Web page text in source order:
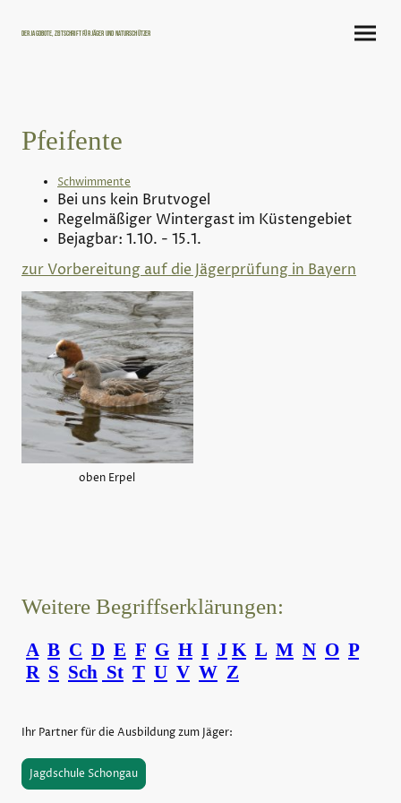
Der Jagdbote, Zeitschrift für Jäger und Naturschützer
Pfeifente
Schwimmente
Bei uns kein Brutvogel
Regelmäßiger Wintergast im Küstengebiet
Bejagbar: 1.10. - 15.1.
zur Vorbereitung auf die Jägerprüfung in Bayern
oben Erpel
Weitere Begriffserklärungen:
A B C D E F G H I J K L M N O P
R S Sch St T U V W Z
Ihr Partner für die Ausbildung zum Jäger:
Jagdschule Schongau